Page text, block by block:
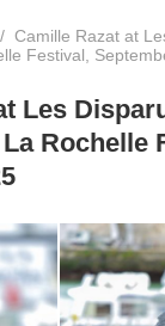
/ Camille Razat at
Festival,
Les
Rochelle